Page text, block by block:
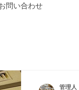
問い合わせ
管理人